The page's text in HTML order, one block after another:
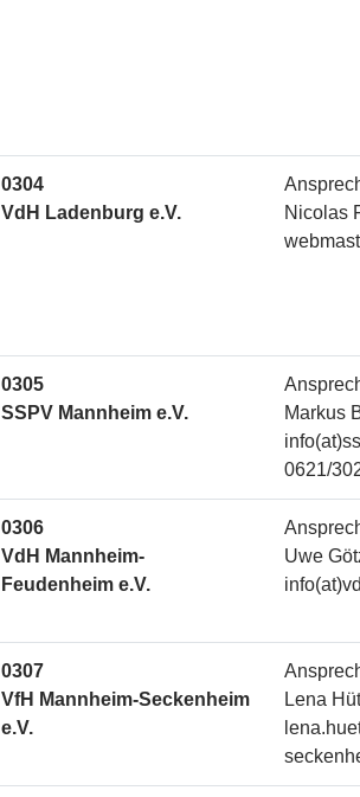
0304
VdH Ladenburg e.V.
Nicolas
0305
SSPV Mannheim e.V.
Markus
0621/
0306
VdH Mannheim-
Feudenheim e.V.
Uwe
0307
VfH Mannheim-Seckenheim
e.V.
Lena